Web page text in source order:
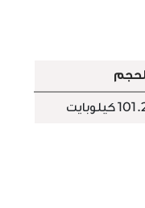
كيلوبايت